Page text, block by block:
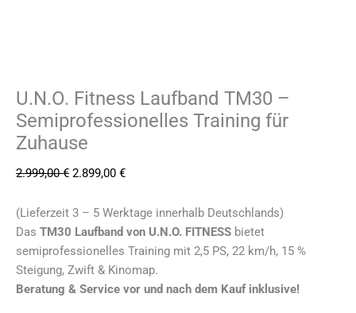
U.N.O. Fitness Laufband TM30 –
Semiprofessionelles Training für
Zuhause
2.999,00€ 2.899,00 €
(Lieferzeit 3 – 5 Werktage innerhalb Deutschlands)
Das TM30 Laufband von U.N.O. FITNESS bietet
semiprofessionelles Training mit 2,5 PS, 22 km/h, 15 %
Steigung, Zwift & Kinomap.
Beratung & Service vor und nach dem Kauf inklusive!